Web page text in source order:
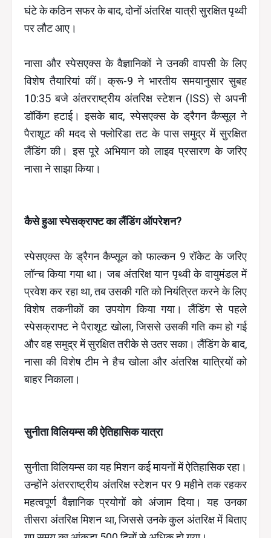
घंटे के कठिन सफर के बाद, दोनों अंतरिक्ष यात्री सुरक्षित पृथ्वी
पर लौट आए।
नासा और स्पेसएक्स के वैज्ञानिकों ने उनकी वापसी के लिए
विशेष तैयारियां कीं। क्रू-9 ने भारतीय समयानुसार सुबह
10:35 बजे अंतरराष्ट्रीय अंतरिक्ष स्टेशन (ISS) से अपनी
डॉकिंग हटाई। इसके बाद, स्पेसएक्स के ड्रैगन कैप्सूल ने
पैराशूट की मदद से फ्लोरिडा तट के पास समुद्र में सुरक्षित
लैंडिंग की। इस पूरे अभियान को लाइव प्रसारण के जरिए
नासा ने साझा किया।
कैसे हुआ स्पेसक्राफ्ट का लैंडिंग ऑपरेशन?
स्पेसएक्स के ड्रैगन कैप्सूल को फाल्कन 9 रॉकेट के जरिए
लॉन्च किया गया था। जब अंतरिक्ष यान पृथ्वी के वायुमंडल में
प्रवेश कर रहा था, तब उसकी गति को नियंत्रित करने के लिए
विशेष तकनीकों का उपयोग किया गया। लैंडिंग से पहले
स्पेसक्राफ्ट ने पैराशूट खोला, जिससे उसकी गति कम हो गई
और वह समुद्र में सुरक्षित तरीके से उतर सका। लैंडिंग के बाद,
नासा की विशेष टीम ने हैच खोला और अंतरिक्ष यात्रियों को
बाहर निकाला।
सुनीता विलियम्स की ऐतिहासिक यात्रा
सुनीता विलियम्स का यह मिशन कई मायनों में ऐतिहासिक रहा।
उन्होंने अंतरराष्ट्रीय अंतरिक्ष स्टेशन पर 9 महीने तक रहकर
महत्वपूर्ण वैज्ञानिक प्रयोगों को अंजाम दिया। यह उनका
तीसरा अंतरिक्ष मिशन था, जिससे उनके कुल अंतरिक्ष में बिताए